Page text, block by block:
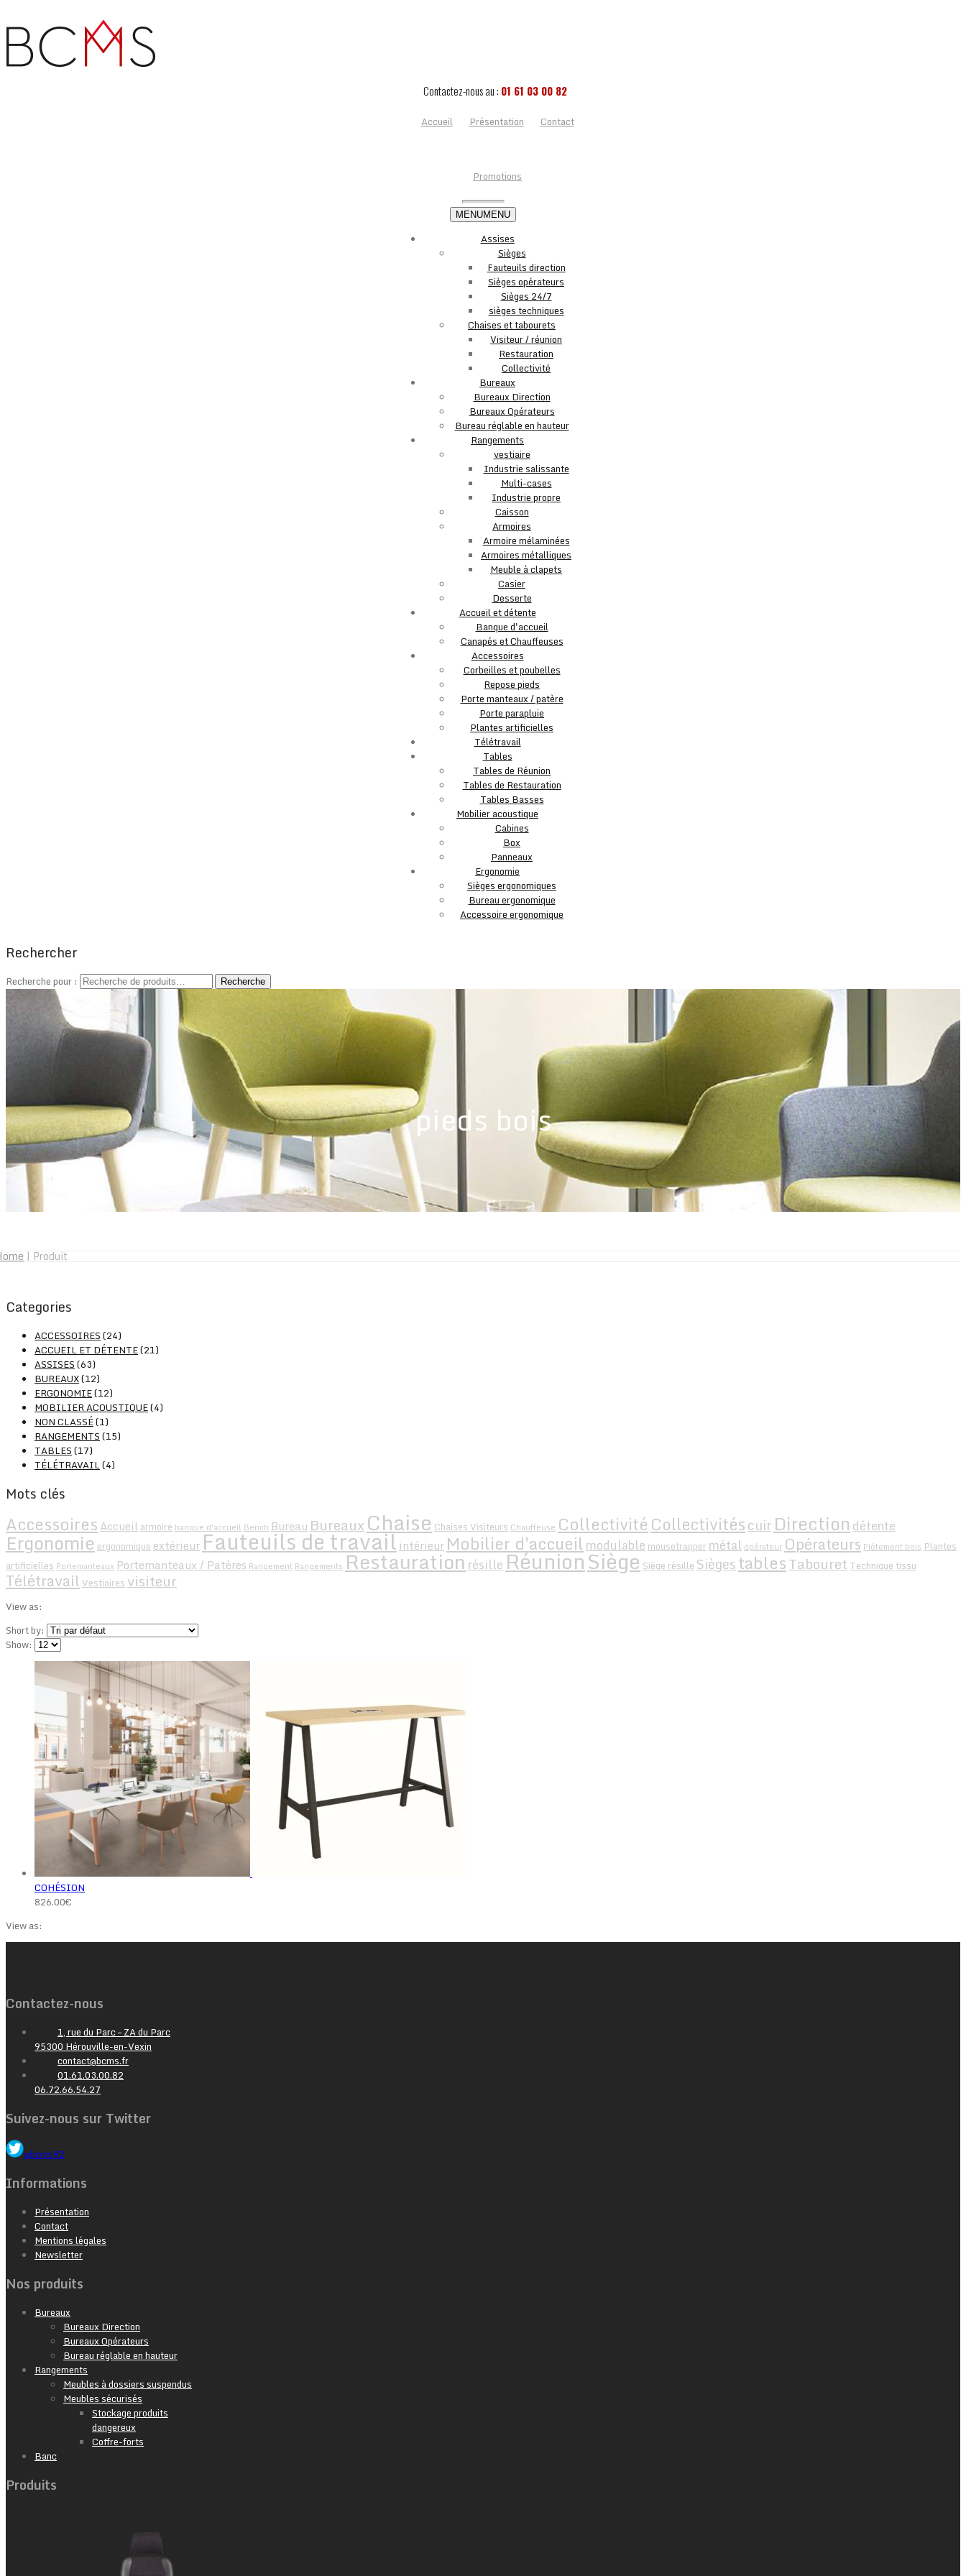
Contactez-nous au : 01 61 03 00 82
Accueil
Présentation Contact
Promotions
MENUMENU
Assises
Sièges
Fauteuils direction
Sièges opérateurs
Sièges 24/7
sièges techniques
Chaises et tabourets
Visiteur / réunion
Restauration
Collectivité
Bureaux
Bureaux Direction
Bureaux Opérateurs
Bureau réglable en hauteur
Rangements
vestiaire
Industrie salissante
Multi-cases
Industrie propre
Caisson
Armoires
Armoire mélaminées
Armoires métalliques
Meuble à clapets
Casier
Desserte
Accueil et détente
Banque d'accueil
Canapés et Chauffeuses
Accessoires
Corbeilles et poubelles
Repose pieds
Porte manteaux / patère
Porte parapluie
Plantes artificielles
Télétravail
Tables
Tables de Réunion
Tables de Restauration
Tables Basses
Mobilier acoustique
Cabines
Box
Panneaux
Ergonomie
Sièges ergonomiques
Bureau ergonomique
Accessoire ergonomique
Rechercher
Recherche pour : Recherche
pieds bois
| Produit
Categories
ACCESSOIRES(24)
ACCUEIL ET DÉTENTE(21)
ASSISES(63)
BUREAUX(12)
ERGONOMIE(12)
MOBILIER ACOUSTIQUE(4)
NON CLASSÉ(1)
RANGEMENTS(15)
TABLES(17)
TÉLÉTRAVAIL(4)
Mots clés
Accessoires Accueilarmoire banque d'accueil Bench Bureau BureauxChaise Chaises Visiteurs Chauffeuse Collectivité Collectivitéscuir Direction détente
Ergonomieergonomique extérieurFauteuils de travail intérieur Mobilier d'accueil modulable mousetrapper métal opérateur Opérateurs Piétement bois Plantes
artificielles Portemanteaux Portemanteaux / Patères Rangement Rangements RestaurationrésilleRéunionSiègeSiège résille SiègestablesTabouret Technique tissu
Télétravail Vestiaires visiteur
View as:
Short by:
Show:
COHÉSION
826.00€
View as:
Contactez-nous
1, rue du Parc – ZA du Parc
95300 Hérouville-en-Vexin
contact@bcms.fr
01.61.03.00.82
06.72.66.54.27
Suivez-nous sur Twitter
@bcms92
Informations
Présentation
Contact
Mentions légales
Newsletter
Nos produits
Bureaux
Bureaux Direction
Bureaux Opérateurs
Bureau réglable en hauteur
Rangements
Meubles à dossiers suspendus
Meubles sécurisés
Stockage produits
dangereux
Coffre-forts
Banc
Produits